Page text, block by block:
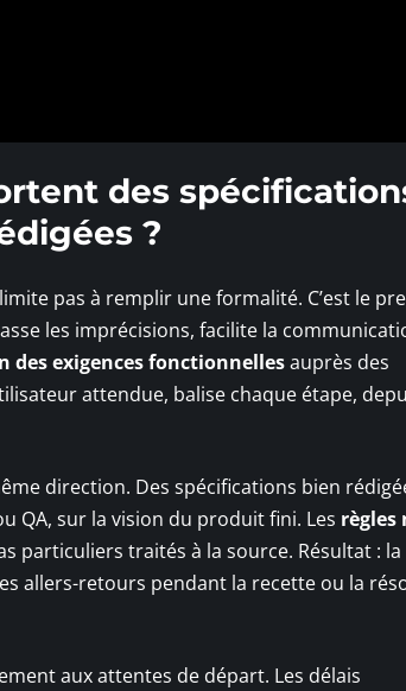
des
?
pas à remplir une formalité. C’est le
les imprécisions, facilite la
des exigences fonctionnellesauprès des
attendue, balise chaque étape,
direction. Des spécifications bien
QA, sur la vision du produit fini. Les règles
particuliers traités à la source. Résultat : la
allers-retours pendant la recette ou la
aux attentes de départ. Les délais